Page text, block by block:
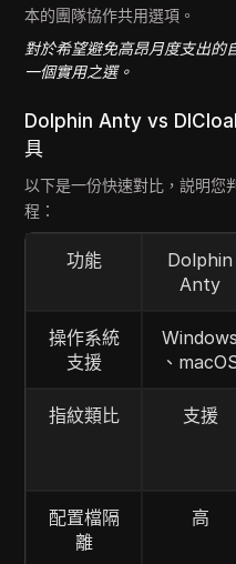
本的團隊協作共用選項。
對於希望避免高昂月度支出的
一個實用之選。
Dolphin Anty vs
具
以下是一份快速對比，説明您
程：
功能
Dolphin
Anty
操作系統
支援
Windows
、
指紋類比 支援
配置檔隔
離
高